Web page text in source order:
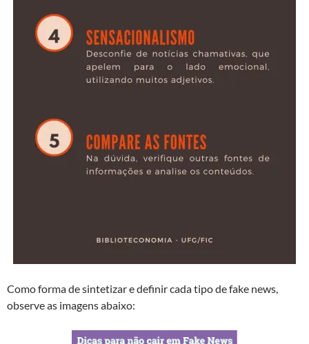
Como forma de sintetizar e definir cada tipo de fake news,
observe as imagens abaixo: